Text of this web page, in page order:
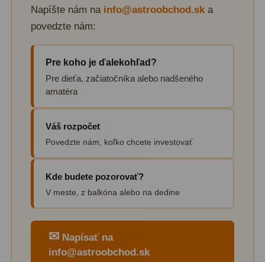
Diaľkomery 9
Monokulárne49
Turistika22
Všeobecné16
Pre deti 5
Školské19
Napíšte nám na info@astroobchod.ska
povedzte nám:
Pre koho je ďalekohľad?
Pre dieťa, začiatočníka alebo nadšeného
amatéra
Váš rozpočet
Povedzte nám, koľko chcete investovať
Kde budete pozorovať?
V meste, z balkóna alebo na dedine
✉ Napísať na
info@astroobchod.sk